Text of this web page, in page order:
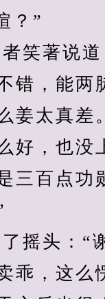
”
著说道
错，能两
姜太真差
好，也没
三百点功
头：“谢
乖，这么